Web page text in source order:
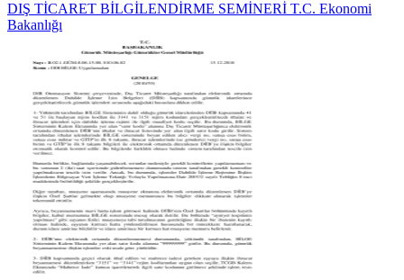
DIŞ TİCARET BİLGİLENDİRME SEMİNERİ T.C. Ekonomi
Bakanlığı